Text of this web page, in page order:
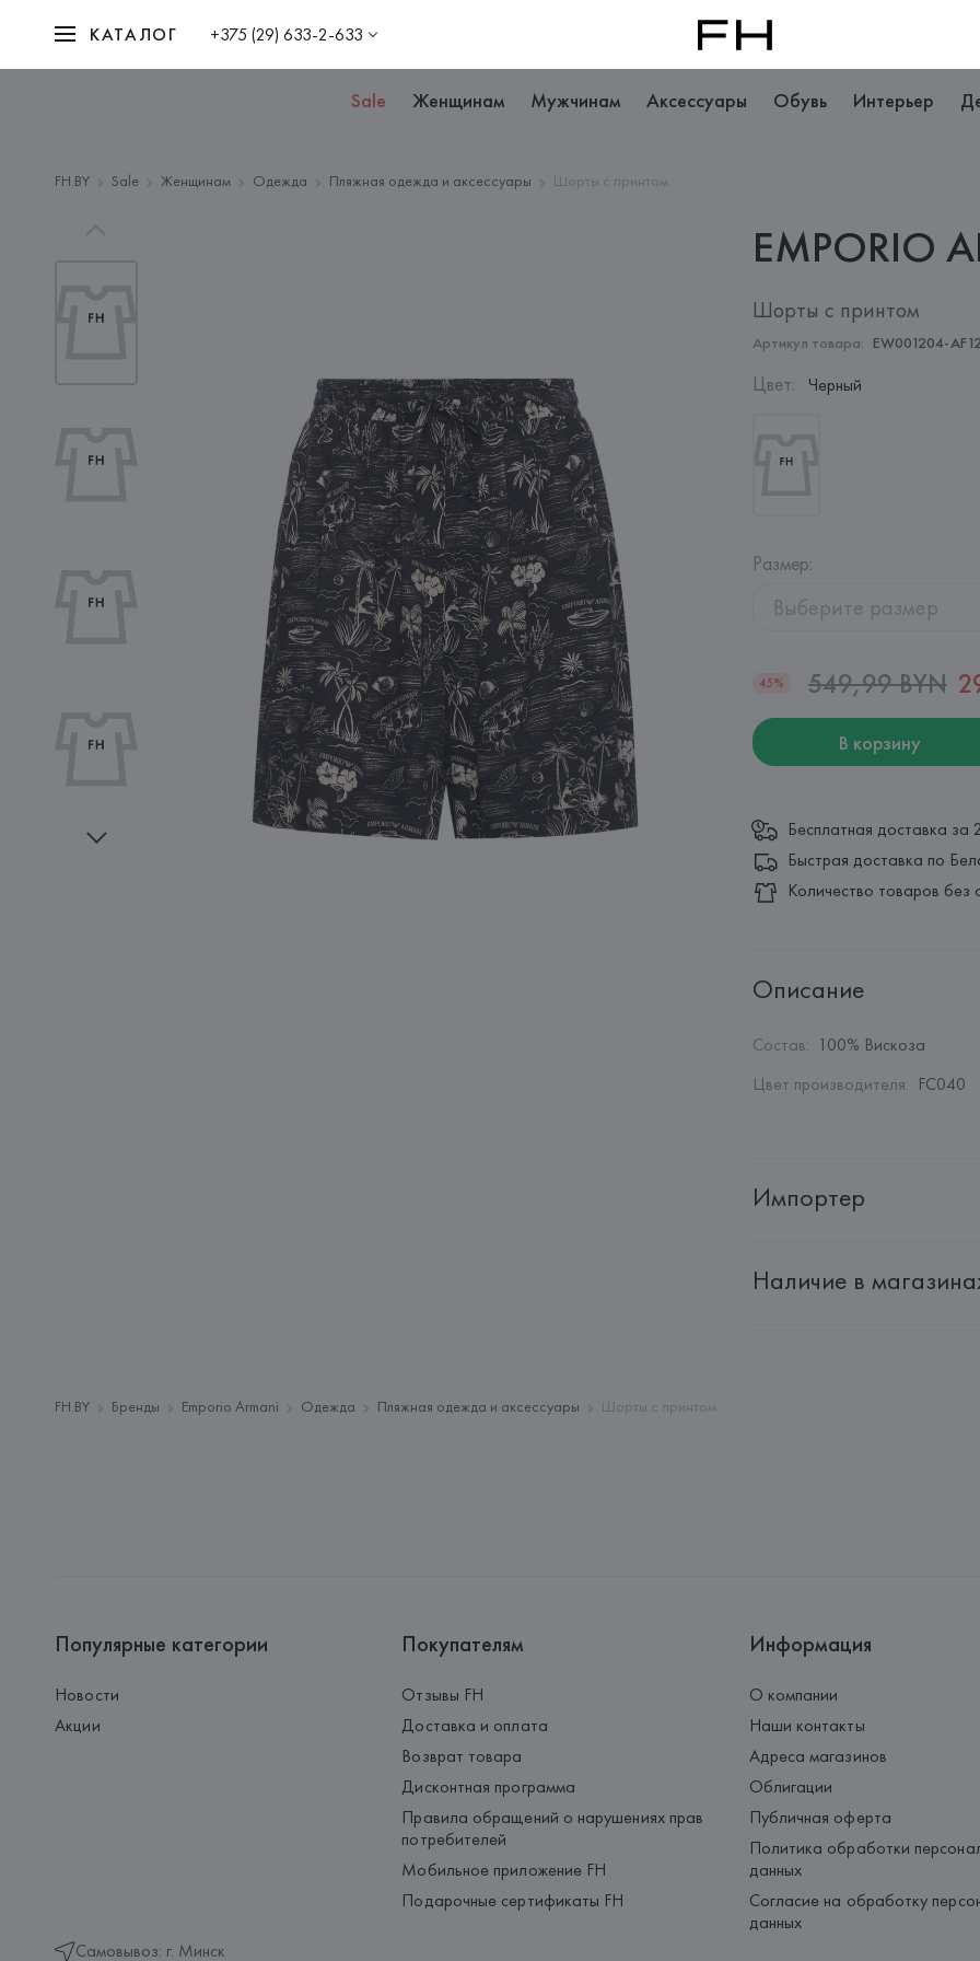
КАТАЛОГ +375 (29) 633-2-633
Sale Женщинам Мужчинам Аксессуары Обувь Интерьер
FH.BY Sale Женщинам Одежда Пляжная одежда и аксессуары Шорты с принтом
EMPORIO
Шорты с принтом
Артикул товара: EW001204-
Цвет: Черный
Размер:
Выберите размер
45% 549,99 BYN
В корзину
Бесплатная доставка за
Быстрая доставка по
Количество товаров без
Описание
Состав: 100% Вискоза
Цвет производителя: FC040
Импортер
Адрес: Республика Беларусь,
Наличие в
FH.BY Бренды Emporio Armani Одежда Пляжная одежда и аксессуары Шорты с принтом
Популярные категории
Новости
Акции
Самовывоз: г. Минск
Покупателям
Отзывы FH
Доставка и оплата
Возврат товара
Дисконтная программа
Правила обращений о нарушениях прав
потребителей
Мобильное приложение FH
Подарочные сертификаты FH
Информация
О компании
Наши контакты
Адреса магазинов
Облигации
Публичная оферта
Политика обработки
данных
Согласие на обработку
данных